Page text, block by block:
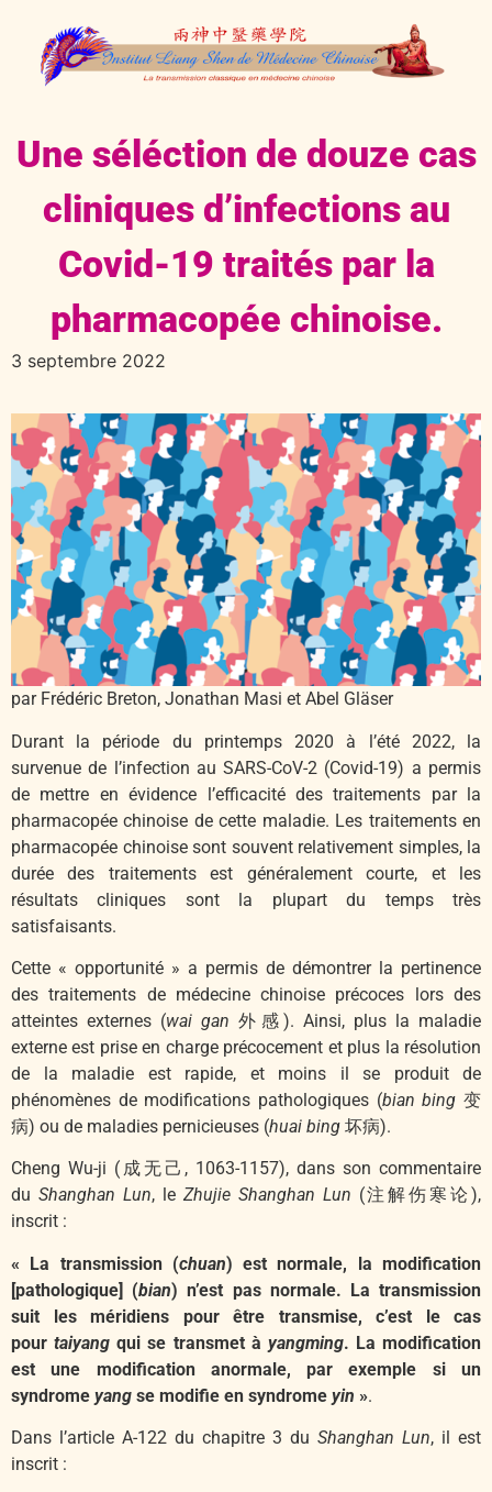
Une séléction de douze cas
cliniques d’infections au
Covid-19 traités par la
pharmacopée chinoise.
3 septembre 2022
par Frédéric Breton, Jonathan Masi et Abel Gläser
Durant la période du printemps 2020 à l’été 2022, la
survenue de l’infection au SARS-CoV-2 (Covid-19) a permis
de mettre en évidence l’efficacité des traitements par la
pharmacopée chinoise de cette maladie. Les traitements en
pharmacopée chinoise sont souvent relativement simples, la
durée des traitements est généralement courte, et les
résultats cliniques sont la plupart du temps très
satisfaisants.
Cette « opportunité » a permis de démontrer la pertinence
des traitements de médecine chinoise précoces lors des
atteintes externes (wai gan外感). Ainsi, plus la maladie
externe est prise en charge précocement et plus la résolution
de la maladie est rapide, et moins il se produit de
phénomènes de modifications pathologiques (bian bing变
病) ou de maladies pernicieuses (huai bing 坏病).
Cheng Wu-ji (成无己, 1063-1157), dans son commentaire
du Shanghan Lun, le Zhujie Shanghan Lun (注解伤寒论),
inscrit :
« La transmission (chuan) est normale, la modification
[pathologique] (bian) n’est pas normale. La transmission
suit les méridiens pour être transmise, c’est le cas
pourtaiyang qui se transmet à yangming. La modification
est une modification anormale, par exemple si un
syndrome yang se modifie en syndrome yin ».
Dans l’article A-122 du chapitre 3 du Shanghan Lun, il est
inscrit :